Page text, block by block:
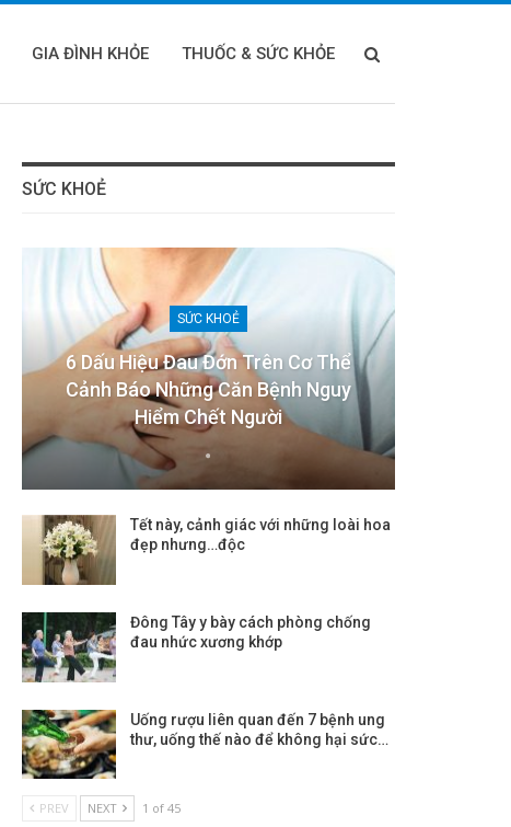
GIA ĐÌNH KHỎE THUỐC & SỨC KHỎE
SỨC KHOẺ
SỨC KHOẺ
6 Dấu Hiệu Đau Đớn Trên Cơ Thể
Cảnh Báo Những Căn Bệnh Nguy
Hiểm Chết Người
Tết này, cảnh giác với những loài hoa
đẹp nhưng…độc
Đông Tây y bày cách phòng chống
đau nhức xương khớp
Uống rượu liên quan đến 7 bệnh ung
thư, uống thế nào để không hại sức…
PREV NEXT 1 of 45